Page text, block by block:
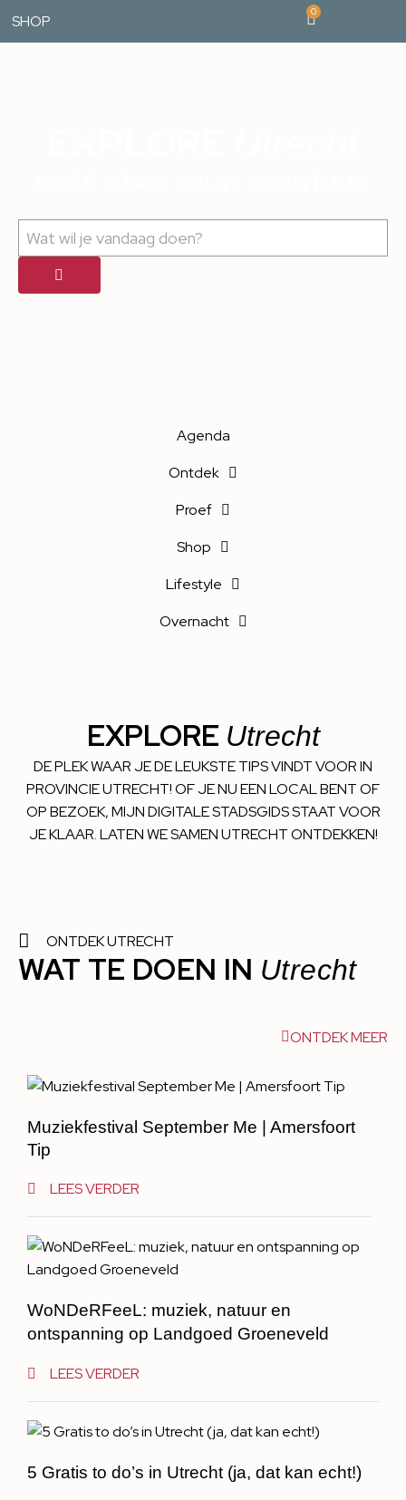
SHOP
0
Agenda
Ontdek
Proef
Shop
Lifestyle
Overnacht
EXPLORE Utrecht
DE PLEK WAAR JE DE LEUKSTE TIPS VINDT VOOR IN
PROVINCIE UTRECHT! OF JE NU EEN LOCAL BENT OF
OP BEZOEK, MIJN DIGITALE STADSGIDS STAAT VOOR
JE KLAAR. LATEN WE SAMEN UTRECHT ONTDEKKEN!
ONTDEK UTRECHT
WAT TE DOEN IN Utrecht
ONTDEK MEER
Muziekfestival September Me | Amersfoort
Tip
LEES VERDER
WoNDeRFeeL: muziek, natuur en
ontspanning op Landgoed Groeneveld
LEES VERDER
5 Gratis to do’s in Utrecht (ja, dat kan echt!)